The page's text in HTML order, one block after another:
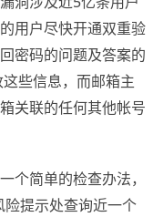
用户尽快开通双重验
密码的问题及答案的
些信息，而邮箱主
关联的任何其他帐号
个简单的检查办法，
提示处查询近一个